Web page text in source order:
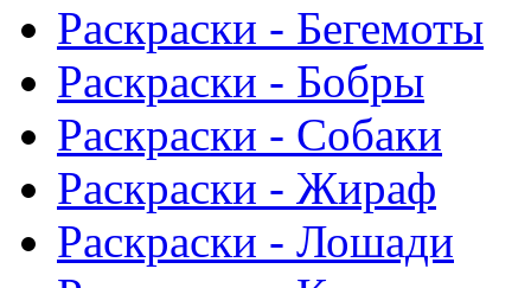
Раскраски - Бегемоты
Раскраски - Бобры
Раскраски - Собаки
Раскраски - Жираф
Раскраски - Лошади